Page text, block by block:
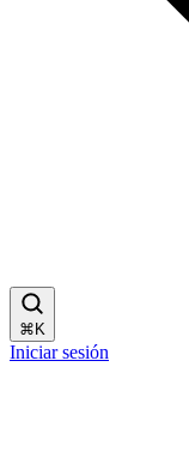
⌘ K
Iniciar sesión